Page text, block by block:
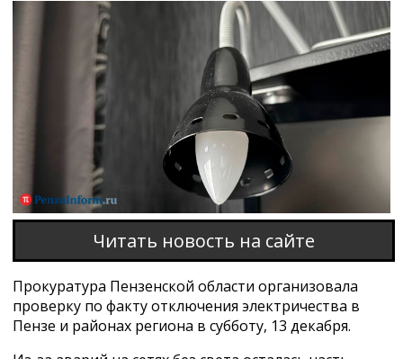
Читать новость на сайте
Прокуратура Пензенской области организовала
проверку по факту отключения электричества в
Пензе и районах региона в субботу, 13 декабря.